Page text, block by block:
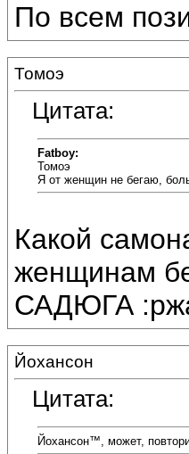
По всем
Томоэ
Цитата:
Fatboy:
Томоэ
Я от женщин не бегаю,
Какой
женщинам
САДЮГА
Йохансон
Цитата:
Йохансон™, может,